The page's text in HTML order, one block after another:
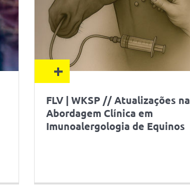
+
FLV | WKSP // Atualizações na
Abordagem Clínica em
Imunoalergologia de Equinos